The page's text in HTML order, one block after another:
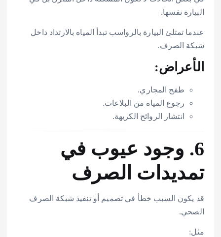
البيارة نفسها.
عندما تمتلئ البيارة بالرواسب تبدأ المياه بالارتداد داخل
شبكة الصرف.
الأعراض:
طفح المجاري.
رجوع المياه من البلاعات.
انتشار الروائح الكريهة.
6. وجود عيوب في
تمديدات الصرف
قد يكون السبب خطأ في تصميم أو تنفيذ شبكة الصرف
الصحي.
مثل: